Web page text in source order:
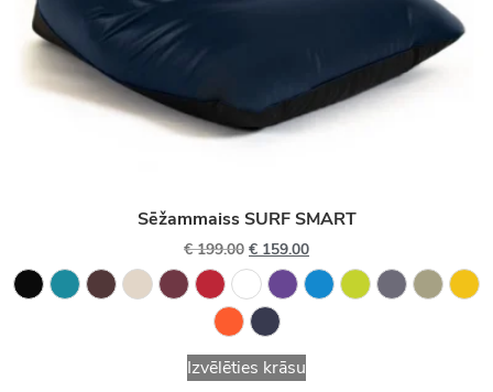
Sēžammaiss SURF SMART
€199.00 € 159.00
Izvēlēties krāsu